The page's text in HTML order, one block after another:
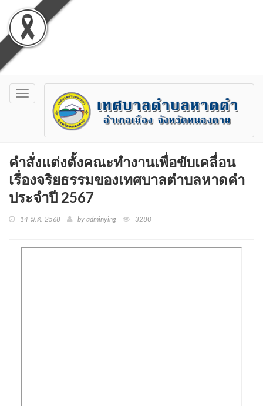
Toggle
navigation
คำสั่งแต่งตั้งคณะทำงานเพื่อขับเคลื่อน
เรื่องจริยธรรมของเทศบาลตำบลหาดคำ
ประจำปี 2567
14 ม.ค. 2568 by adminying 3280